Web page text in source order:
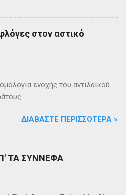
στον αστικό
ενοχής του αντιλαϊκού
ΔΙΑΒΆΣΤΕ ΠΕΡΙΣΣΌΤΕΡΑ »
ΤΑ ΣΥΝΝΕΦΑ